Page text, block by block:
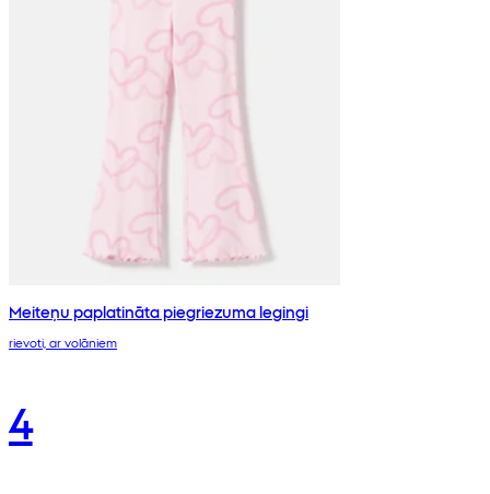
Meiteņu paplatināta piegriezuma legingi
rievoti, ar volāniem
4